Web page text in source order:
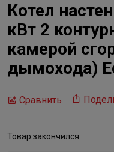
Котел
кВт 2
камерой
дымохода)
Сравнить
Товар закончился